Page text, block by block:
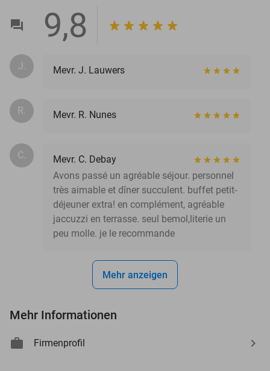
9,8
J. Mevr. J. Lauwers
R. Mevr. R. Nunes
C.
Mevr. C. Debay
Avons passé un agréable séjour. personnel
très aimable et dîner succulent. buffet petit-
déjeuner extra! en complément, agréable
jaccuzzi en terrasse. seul bemol,literie un
peu molle. je le recommande
Mehr anzeigen
Mehr Informationen
Firmenprofil